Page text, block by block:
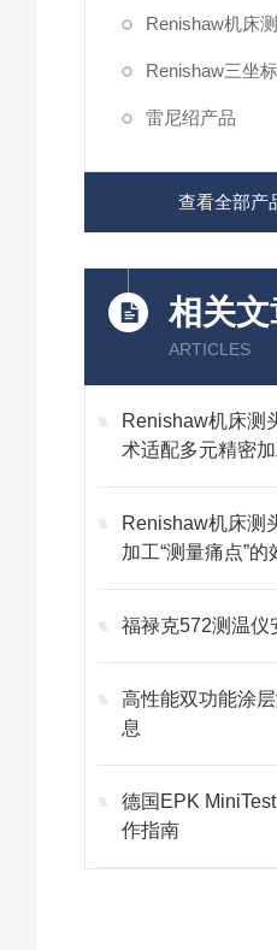
Renishaw机床
Renishaw三坐
雷尼绍产品
查看全部产
相关文
ARTICLES
Renishaw机床测
术适配多元精密
Renishaw机床测
加工“测量痛点”的
福禄克572测温仪
高性能双功能涂
息
德国EPK MiniTest 600测厚仪操
作指南